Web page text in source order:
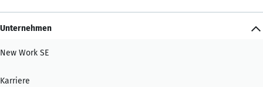
Unternehmen
New Work SE
Karriere